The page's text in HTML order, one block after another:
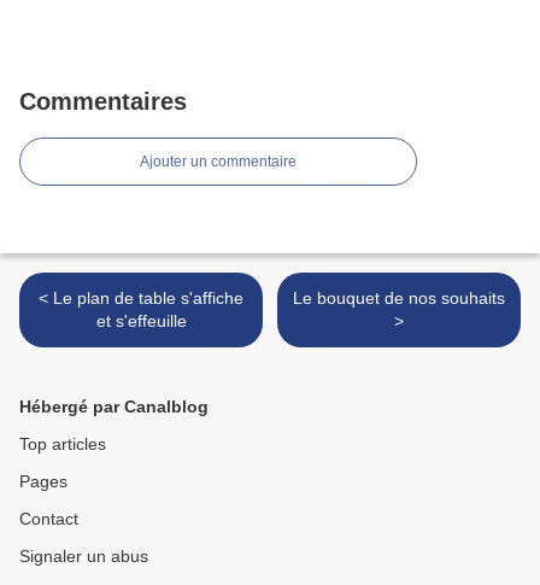
Commentaires
Ajouter un commentaire
< Le plan de table s'affiche
et s'effeuille
Le bouquet de nos souhaits
>
Hébergé par Canalblog
Top articles
Pages
Contact
Signaler un abus